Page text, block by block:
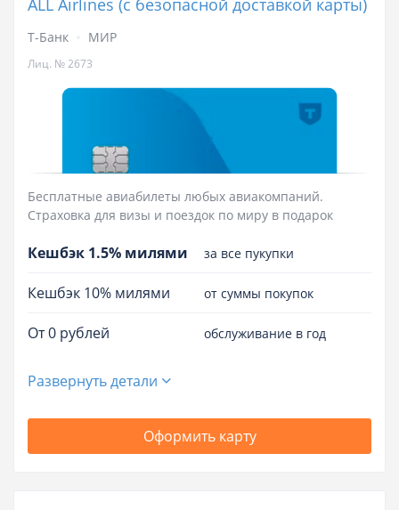
ALL Airlines (с безопасной доставкой карты)
Т-Банк МИР
Лиц. № 2673
Бесплатные авиабилеты любых авиакомпаний.
Страховка для визы и поездок по миру в подарок
Кешбэк 1.5% милями за все пукупки
Кешбэк 10% милями от суммы покупок
От 0 рублей обслуживание в год
Развернуть детали
Оформить карту